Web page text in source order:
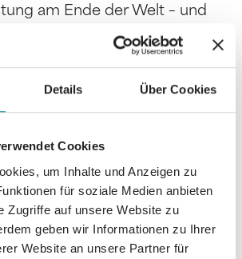
Details Über Cookies
Cookies
um Inhalte und Anzeigen zu
für soziale Medien anbieten
Zugriffe auf unsere Website zu
geben wir Informationen zu Ihrer
Website an unsere Partner für
am Ende der Welt – und
Wajiyad wieder, den
der ihren Betrug im
jahrtausendealte Feindschaft
als sie beide zur Zielscheibe
zum Trotz in ihrer
aufeinander verlassen